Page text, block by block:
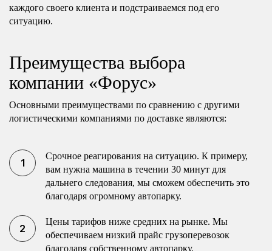
каждого своего клиента и подстраиваемся под его
ситуацию.
Преимущества выбора
компании «Форус»
Основными преимуществами по сравнению с другими
логистическими компаниями по доставке являются:
Срочное реагирования на ситуацию. К примеру,
вам нужна машина в течении 30 минут для
дальнего следования, мы сможем обеспечить это
благодаря огромному автопарку.
Цены тарифов ниже средних на рынке. Мы
обеспечиваем низкий прайс грузоперевозок
благодаря собственному автопарку.